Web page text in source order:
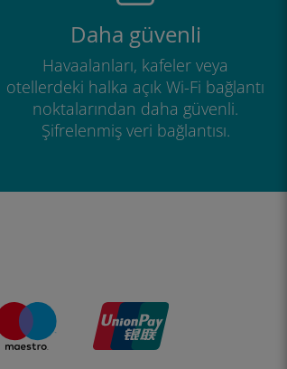
Daha güvenli
Havaalanları, kafeler veya
otellerdeki halka açık Wi-Fi bağlantı
noktalarından daha güvenli.
Şifrelenmiş veri bağlantısı.